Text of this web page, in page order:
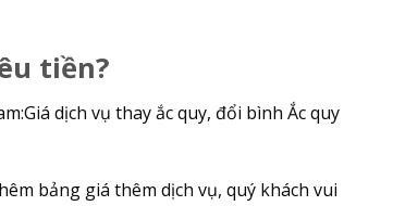
tiền?
dịch vụ thay ắc quy, đổi bình Ắc quy
bảng giá thêm dịch vụ, quý khách vui